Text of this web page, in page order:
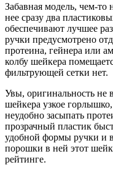
Забавная модель, чем-
нее сразу два
обеспечивают лучшее
ручки предусмотрено
протеина, гейнера или
колбу шейкера
фильтрующей сетки нет.
Увы, оригинальность не
шейкера узкое
неудобно засыпать
прозрачный пластик
удобной формы ручки и
порошки в ней этот
рейтинге.